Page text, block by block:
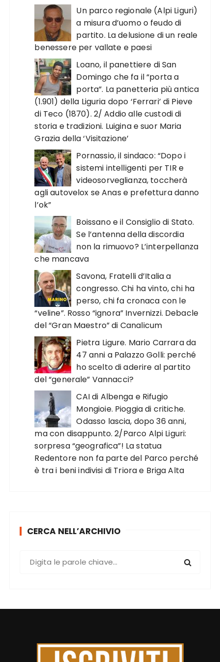
Un parco regionale (Alpi Liguri)
a misura d’uomo o feudo di
partito. La delusione di un reale
benessere per vallate e paesi
Loano, il panettiere di San
Domingo che fa il “porta a
porta”. La panetteria più antica
(1.901) della Liguria dopo ‘Ferrari’ di Pieve
di Teco (1870). 2/ Addio alle custodi di
storia e tradizioni. Luigina e suor Maria
Grazia della ‘Visitazione’
Pornassio, il sindaco: “Dopo i
sistemi intelligenti per TIR e
videosorveglianza, toccherà
agli autovelox se Anas e prefettura danno
l’ok”
Boissano e il Consiglio di Stato.
Se l’antenna della discordia
non la rimuovo? L’interpellanza
che mancava
Savona, Fratelli d’Italia a
congresso. Chi ha vinto, chi ha
perso, chi fa cronaca con le
“veline”. Rosso “ignora” Invernizzi. Debacle
del “Gran Maestro” di Canalicum
Pietra Ligure. Mario Carrara da
47 anni a Palazzo Golli: perché
ho scelto di aderire al partito
del “generale” Vannacci?
CAI di Albenga e Rifugio
Mongioie. Pioggia di critiche.
Odasso lascia, dopo 36 anni,
ma con disappunto. 2/Parco Alpi Liguri:
sorpresa “geografica”! La statua
Redentore non fa parte del Parco perché
è tra i beni indivisi di Triora e Briga Alta
CERCA NELL’ARCHIVIO